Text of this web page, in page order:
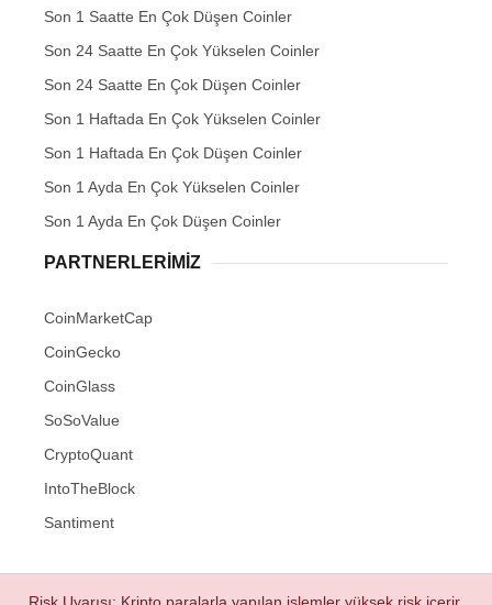
Son 1 Saatte En Çok Düşen Coinler
Son 24 Saatte En Çok Yükselen Coinler
Son 24 Saatte En Çok Düşen Coinler
Son 1 Haftada En Çok Yükselen Coinler
Son 1 Haftada En Çok Düşen Coinler
Son 1 Ayda En Çok Yükselen Coinler
Son 1 Ayda En Çok Düşen Coinler
PARTNERLERIMIZ
CoinMarketCap
CoinGecko
CoinGlass
SoSoValue
CryptoQuant
IntoTheBlock
Santiment